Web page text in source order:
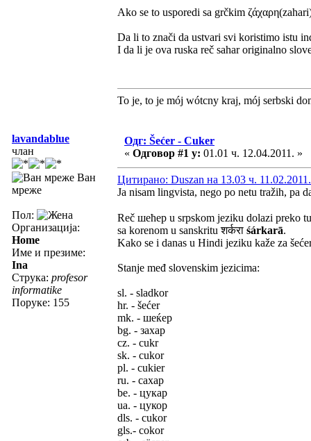
Ako se to usporedi sa grčkim
Da li to znači da ustvari svi koristimo istu
I da li je ova ruska reč sahar originalno
To je, to je mój wótcny kraj, mój serbski
lavandablue
члан
Ван
мреже
Пол:
Организација:
Home
Име и презиме:
Ina
Струка: profesor
informatike
Поруке: 155
Одг: Šećer - Cuker
« Одговор #1 у: 01.01 ч. 12.04.2011. »
Цитирано: Duszan на 13.03 ч. 11.02.2011.
Ja nisam lingvista, nego po netu tražih, pa
Reč шећер u srpskom jeziku dolazi preko
sa korenom u sanskritu शर्करा śárkarā.
Kako se i danas u Hindi jeziku kaže za
Stanje međ slovenskim jezicima:
sl. - sladkor
hr. - šećer
mk. - шеќер
bg. - захар
cz. - cukr
sk. - cukor
pl. - cukier
ru. - сахар
be. - цукар
ua. - цукор
dls. - cukor
gls.- cokor